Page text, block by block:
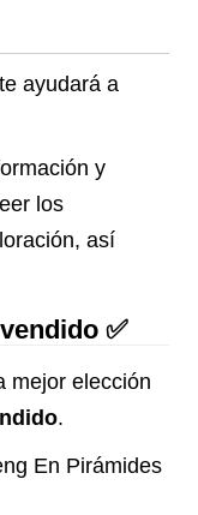
ayudará a
y
los
así
✅
mejor elección
.
En Pirámides